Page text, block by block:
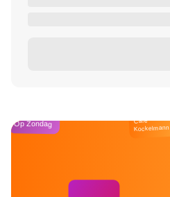
Op Zondag Café
Kockelmann